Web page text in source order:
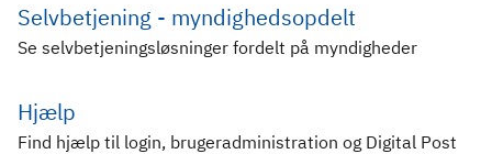
Selvbetjening - myndighedsopdelt
Se selvbetjeningsløsninger fordelt på myndigheder
Hjælp
Find hjælp til login, brugeradministration og Digital Post